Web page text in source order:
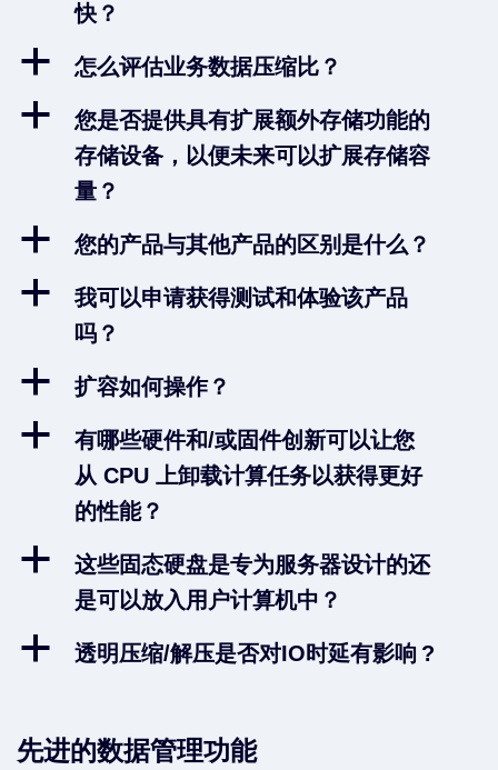
快？
a 怎么评估业务数据压缩比？
a
您是否提供具有扩展额外存储功能的
存储设备，以便未来可以扩展存储容
量？
a 您的产品与其他产品的区别是什么？
a
我可以申请获得测试和体验该产品
吗？
a 扩容如何操作？
a
有哪些硬件和/或固件创新可以让您
从 CPU 上卸载计算任务以获得更好
的性能？
a
这些固态硬盘是专为服务器设计的还
是可以放入用户计算机中？
a 透明压缩/解压是否对IO时延有影响 ?
先进的数据管理功能